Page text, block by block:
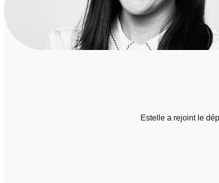
Estelle a rejoint le